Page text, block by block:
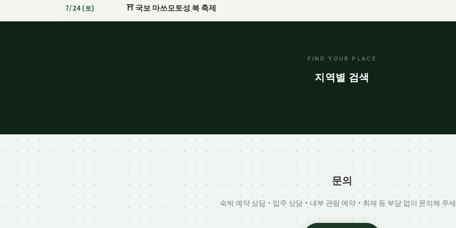
7/24 (토) ⛩️ 국보 마쓰모토성 북 축제
FIND YOUR PLACE
지역별 검색
카구라자카
도쿄
문의
숙박 예약 상담・입주 상담・내부 관람 예약・취재 등 부담 없이 문의해 주